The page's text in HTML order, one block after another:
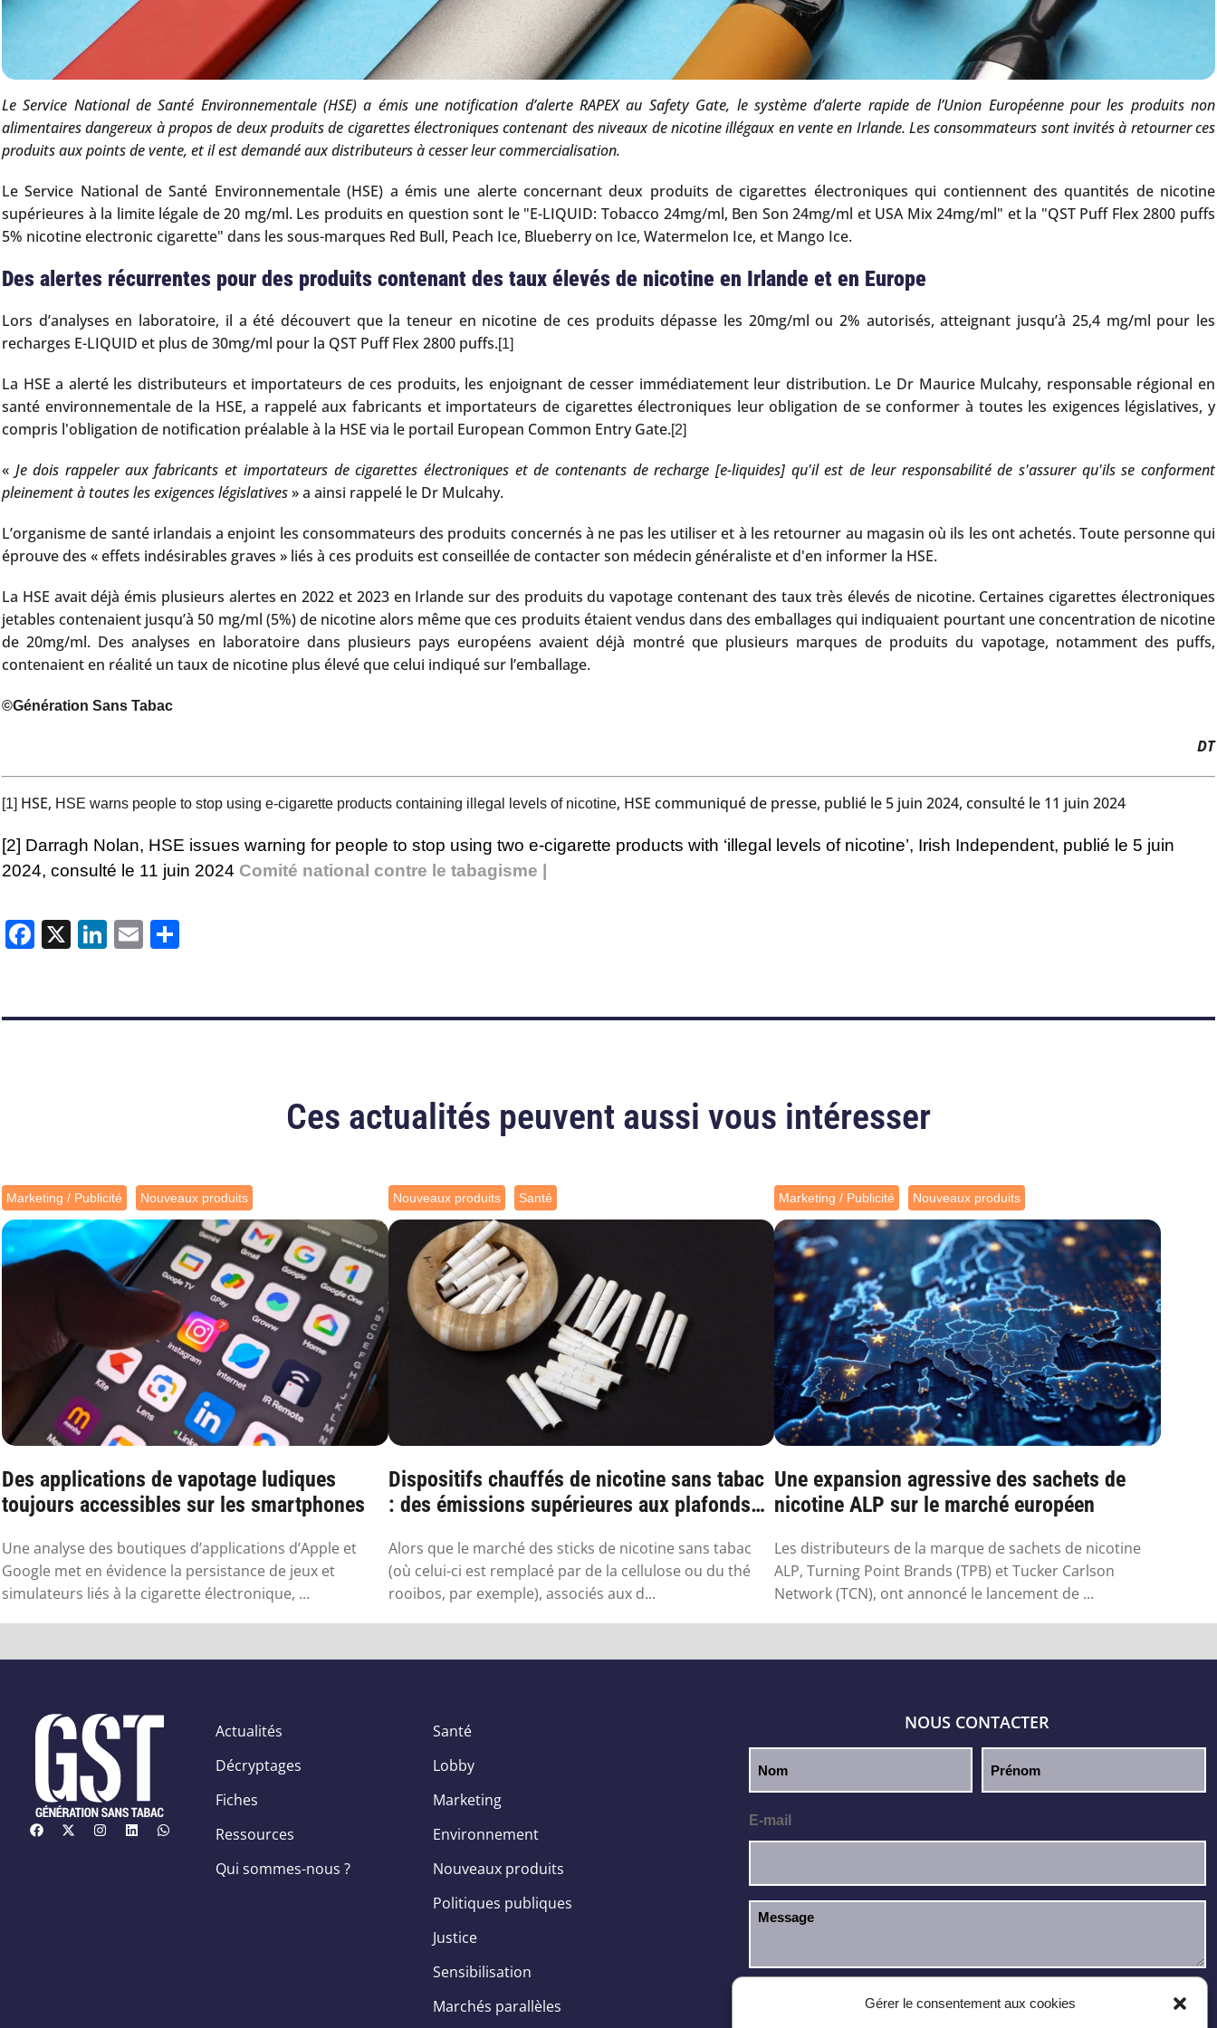
Gérer le consentement aux cookies
Le Service National de Santé Environnementale (HSE) a émis une notification d’alerte RAPEX au Safety Gate, le système d’alerte rapide de l’Union Européenne pour les produits non
alimentaires dangereux à propos de deux produits de cigarettes électroniques contenant des niveaux de nicotine illégaux en vente en Irlande. Les consommateurs sont invités à retourner ces
produits aux points de vente, et il est demandé aux distributeurs à cesser leur commercialisation.
Le Service National de Santé Environnementale (HSE) a émis une alerte concernant deux produits de cigarettes électroniques qui contiennent des quantités de nicotine
supérieures à la limite légale de 20 mg/ml. Les produits en question sont le "E-LIQUID: Tobacco 24mg/ml, Ben Son 24mg/ml et USA Mix 24mg/ml" et la "QST Puff Flex 2800 puffs
5% nicotine electronic cigarette" dans les sous-marques Red Bull, Peach Ice, Blueberry on Ice, Watermelon Ice, et Mango Ice.
Des alertes récurrentes pour des produits contenant des taux élevés de nicotine en Irlande et en Europe
Lors d’analyses en laboratoire, il a été découvert que la teneur en nicotine de ces produits dépasse les 20mg/ml ou 2% autorisés, atteignant jusqu’à 25,4 mg/ml pour les
recharges E-LIQUID et plus de 30mg/ml pour la QST Puff Flex 2800 puffs.[1]
La HSE a alerté les distributeurs et importateurs de ces produits, les enjoignant de cesser immédiatement leur distribution. Le Dr Maurice Mulcahy, responsable régional en
santé environnementale de la HSE, a rappelé aux fabricants et importateurs de cigarettes électroniques leur obligation de se conformer à toutes les exigences législatives, y
compris l'obligation de notification préalable à la HSE via le portail European Common Entry Gate.[2]
« Je dois rappeler aux fabricants et importateurs de cigarettes électroniques et de contenants de recharge [e-liquides] qu'il est de leur responsabilité de s'assurer qu'ils se conforment
pleinement à toutes les exigences législatives» a ainsi rappelé le Dr Mulcahy.
L’organisme de santé irlandais a enjoint les consommateurs des produits concernés à ne pas les utiliser et à les retourner au magasin où ils les ont achetés. Toute personne qui
éprouve des « effets indésirables graves » liés à ces produits est conseillée de contacter son médecin généraliste et d'en informer la HSE.
La HSE avait déjà émis plusieurs alertes en 2022 et 2023 en Irlande sur des produits du vapotage contenant des taux très élevés de nicotine. Certaines cigarettes électroniques
jetables contenaient jusqu’à 50 mg/ml (5%) de nicotine alors même que ces produits étaient vendus dans des emballages qui indiquaient pourtant une concentration de nicotine
de 20mg/ml. Des analyses en laboratoire dans plusieurs pays européens avaient déjà montré que plusieurs marques de produits du vapotage, notamment des puffs,
contenaient en réalité un taux de nicotine plus élevé que celui indiqué sur l’emballage.
©Génération Sans Tabac
DT
[1] HSE, HSE warns people to stop using e-cigarette products containing illegal levels of nicotine, HSE communiqué de presse, publié le 5 juin 2024, consulté le 11 juin 2024
[2] Darragh Nolan, HSE issues warning for people to stop using two e-cigarette products with ‘illegal levels of nicotine’, Irish Independent, publié le 5 juin
2024, consulté le 11 juin 2024 Comité national contre le tabagisme |
Facebook
X LinkedIn
Email
Ces actualités peuvent aussi vous intéresser
Marketing / Publicité Nouveaux produits
Des applications de vapotage ludiques
toujours accessibles sur les smartphones
Une analyse des boutiques d’applications d’Apple et
Google met en évidence la persistance de jeux et
simulateurs liés à la cigarette électronique, ...
Nouveaux produits Santé
Dispositifs chauffés de nicotine sans tabac
: des émissions supérieures aux plafonds
Alors que le marché des sticks de nicotine sans tabac
(où celui-ci est remplacé par de la cellulose ou du thé
rooibos, par exemple), associés aux d...
Marketing / Publicité Nouveaux produits
Une expansion agressive des sachets de
nicotine ALP sur le marché européen
Les distributeurs de la marque de sachets de nicotine
ALP, Turning Point Brands (TPB) et Tucker Carlson
Network (TCN), ont annoncé le lancement de ...
Actualités
Décryptages
Fiches
Ressources
Qui sommes-nous ?
Santé
Lobby
Marketing
Environnement
Nouveaux produits
Politiques publiques
Justice
Sensibilisation
Marchés parallèles
NOUS CONTACTER
E-mail
J’ai lu et j’accepte lapolitique de confidentialité